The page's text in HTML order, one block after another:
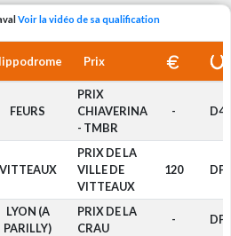
Voir la vidéo de sa qualification
Prix
FEURS
PRIX
CHIAVERINA
- TMBR
- D4
VITTEAUX
PRIX DE LA
VILLE DE
VITTEAUX
120 DP
LYON (A
PARILLY)
PRIX DE LA
CRAU
- DP